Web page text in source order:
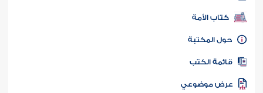
كتب PDF
كتاب الأمة
المكتبة
الكتب